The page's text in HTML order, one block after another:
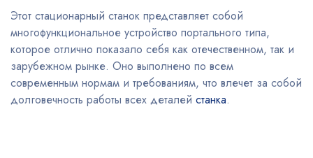
Этот стационарный станок представляет собой
многофункциональное устройство портального типа,
которое отлично показало себя как отечественном, так и
зарубежном рынке. Оно выполнено по всем
современным нормам и требованиям, что влечет за собой
долговечность работы всех деталей станка.